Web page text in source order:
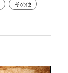
その他